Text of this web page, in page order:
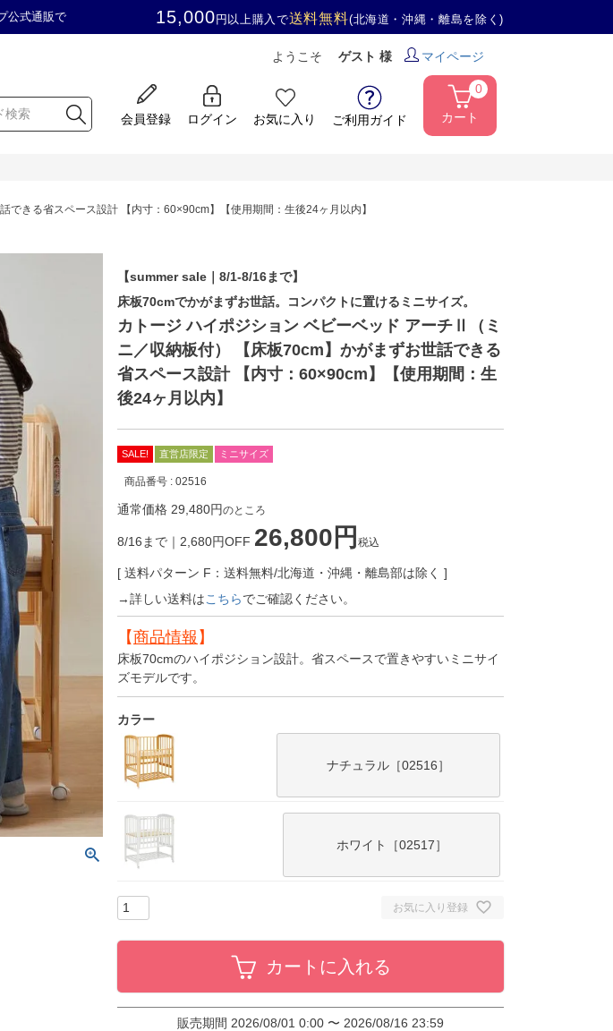
公式通販で 15,000 円以上購入で送料無料(北海道・沖縄・離島を除く)
ようこそ ゲスト 様 マイページ
会員登録 ログイン お気に入り ご利用ガイド カート
0
きる省スペース設計 【内寸：60×90cm】【使用期間：生後24ヶ月以内】
【summer sale｜8/1-8/16まで】
床板70cmでかがまずお世話。コンパクトに置けるミニサイズ。
カトージ ハイポジション ベビーベッド アーチⅡ（ミ
ニ／収納板付） 【床板70cm】かがまずお世話できる
省スペース設計 【内寸：60×90cm】【使用期間：生
後24ヶ月以内】
SALE! 直営店限定 ミニサイズ
商品番号 02516
通常価格 29,480 のところ
8/16まで｜2,680円OFF 26,800 税込
送料パターン F：送料無料/北海道・沖縄・離島部は除く
→詳しい送料はこちらでご確認ください。
【商品情報 】
床板70cmのハイポジション設計。省スペースで置きやすいミニサイ
ズモデルです。
カラー
ナチュラル［02516］
ホワイト［02517］
お気に入り登録
カートに入れる
販売期間 2026/08/01 0:00 〜 2026/08/16 23:59